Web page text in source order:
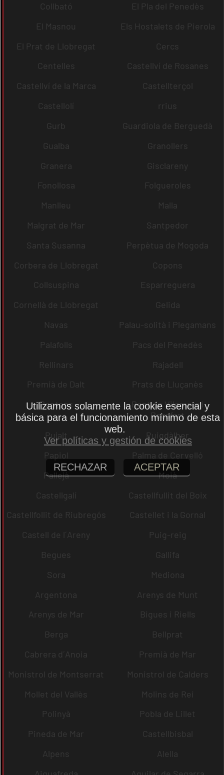
Collbató
El Pla del Penedès
El Masnou
Els Hostalets de Pierola
El Prat de Llobregat
Cercs
Centelles
Castellví de Rosanes
Castellví de la Marca
Castellterçol
Castellolí
rrius
Gurb
Guardiola de Berguedà
Gualba
Granollers
Granera
Gisclareny
Fonollosa
Folgueroles
Manlleu
Malla
Malgrat de Mar
Santpedor
Santa Susanna
Perpètua de Mogoda
Corbera de Llobregat
Copons
Collsuspina
Esparreguera
Cornellà de Llobregat
Gelida
Navas
Palau-solità i Plegamans
Palafolls
Pacs del Penedès
Rellinars
Rajadell
Premià de Dalt
Prats de Lluçanès
Pontons
Pont de Vilomara i
Rocafort
Pujalt
Puigdàlber
Papiol
Palma de Cervelló
Pallejà
Moià
Castellgalí
Castellfullit del Boix
Castellfollit de Riubregós
Castellet i la Gornal
Castell de l´Areny
Puig-reig
Begues
Gallifa
Sora
Mediona
Argentona
Arenys de Munt
Arenys de Mar
Bigues i Riells
Berga
Bellprat
Cabrera d´Anoia
Premià de Mar
Monistrol de Montserrat
Monistrol de Calders
Mollet del Vallès
Molins de Rei
Polinyà
Pobla de Lillet
Pineda de Mar
Castellbisbal
Alpens
Alella
Utilizamos solamente la cookie esencial y
básica para el funcionamiento mínimo de esta
web.
Ver políticas y gestión de cookies
RECHAZAR ACEPTAR